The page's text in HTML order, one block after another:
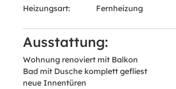
Heizungsart:
Fernheizung
Ausstattung:
Wohnung renoviert mit Balkon
Bad mit Dusche komplett gefliest
neue Innentüren